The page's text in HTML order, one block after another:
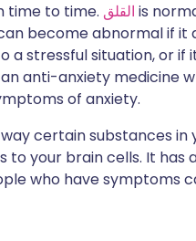
time to time. القلق is
become abnormal if
a stressful situation, or
anti-anxiety medicine
of anxiety.
certain substances in
your brain cells. It has
who have symptoms